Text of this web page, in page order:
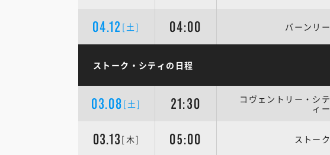
04.12 [土] 04:00 バーンリー
ストーク・シティの日程
03.08 [土] 21:30
コヴェントリー・シテ
ィー
03.13 [木] 05:00 ストーク